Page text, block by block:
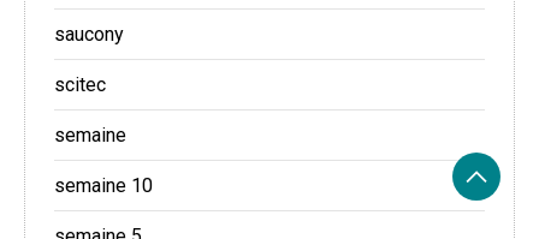
saucony
scitec
semaine
semaine 10